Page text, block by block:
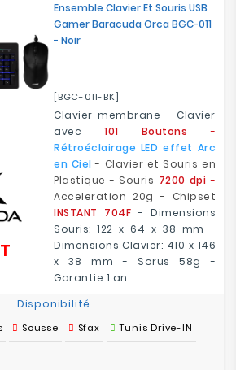
Ensemble Clavier Et Souris USB
Gamer Baracuda Orca BGC-011
- Noir
[BGC-011-BK]
Clavier membrane - Clavier
avec101 Boutons -
Rétroéclairage LED effet Arc
en Ciel - Clavier et Souris en
Plastique - Souris 7200 dpi -
Acceleration 20g - Chipset
INSTANT 704F - Dimensions
Souris: 122 x 64 x 38 mm -
Dimensions Clavier: 410 x 146
x 38 mm - Sorus 58g -
Garantie 1 an
Prix
Disponibilité
Sousse Sfax Tunis Drive-IN